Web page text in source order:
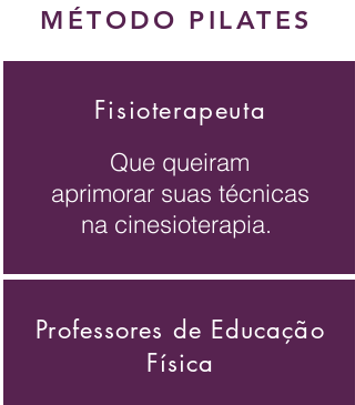
MÉTODO PILATES
Fisioterapeuta
Que queiram
aprimorarsuas técnicas
na cinesioterapia.
Professores de Educação
Física